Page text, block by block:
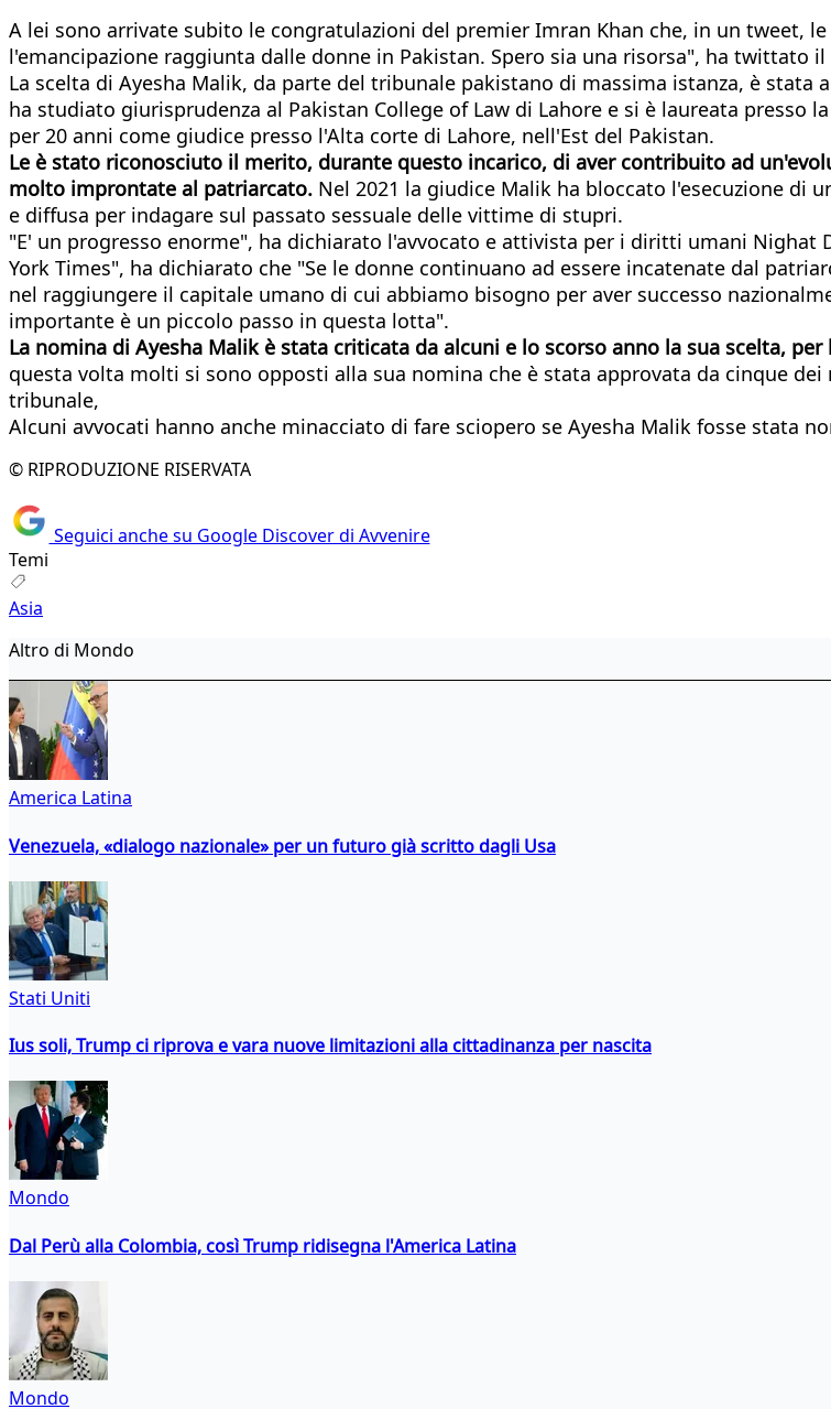
A lei sono arrivate subito le congratulazioni del premier Imran Khan che, in un tweet,
l'emancipazione raggiunta dalle donne in Pakistan. Spero sia una risorsa", ha twittato
La scelta di Ayesha Malik, da parte del tribunale pakistano di massima istanza, è stata
ha studiato giurisprudenza al Pakistan College of Law di Lahore e si è laureata presso
per 20 anni come giudice presso l'Alta corte di Lahore, nell'Est del Pakistan.
Le è stato riconosciuto il merito, durante questo incarico, di aver contribuito ad
molto improntate al patriarcato. Nel 2021 la giudice Malik ha bloccato l'esecuzione di
e diffusa per indagare sul passato sessuale delle vittime di stupri.
"E' un progresso enorme", ha dichiarato l'avvocato e attivista per i diritti umani Nighat
York Times", ha dichiarato che "Se le donne continuano ad essere incatenate dal
nel raggiungere il capitale umano di cui abbiamo bisogno per aver successo
importante è un piccolo passo in questa lotta".
La nomina di Ayesha Malik è stata criticata da alcuni e lo scorso anno la sua scelta,
questa volta molti si sono opposti alla sua nomina che è stata approvata da cinque
tribunale,
Alcuni avvocati hanno anche minacciato di fare sciopero se Ayesha Malik fosse stata
© RIPRODUZIONE RISERVATA
Seguici anche su Google Discover di Avvenire
Temi
Asia
Altro di Mondo
America Latina
Venezuela, «dialogo nazionale» per un futuro già scritto dagli Usa
Stati Uniti
Ius soli, Trump ci riprova e vara nuove limitazioni alla cittadinanza per nascita
Mondo
Dal Perù alla Colombia, così Trump ridisegna l'America Latina
Mondo